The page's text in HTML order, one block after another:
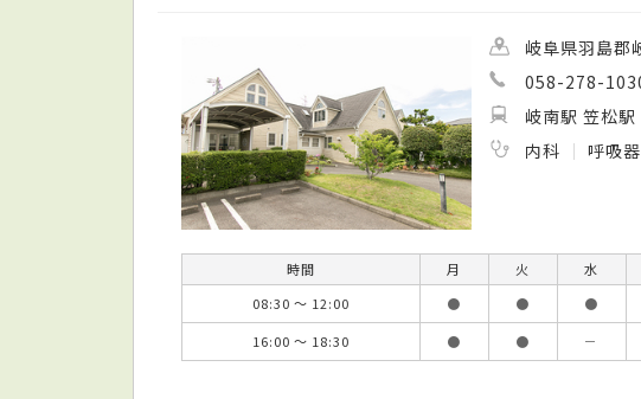
岐阜県羽島郡
058-278-
岐南駅 笠松駅
内科
呼吸
時間 月 火 水
08:30 ～ 12:00
● ● ●
16:00 ～ 18:30
● ● －